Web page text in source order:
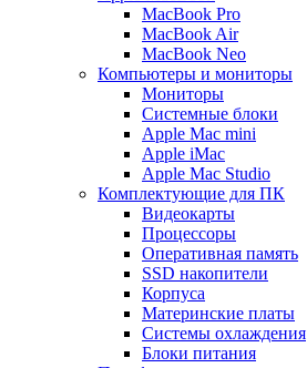
MacBook Pro
MacBook Air
MacBook Neo
Компьютеры и мониторы
Мониторы
Системные блоки
Apple Mac mini
Apple iMac
Apple Mac Studio
Комплектующие для ПК
Видеокарты
Процессоры
Оперативная память
SSD накопители
Корпуса
Материнские платы
Системы охлаждения
Блоки питания